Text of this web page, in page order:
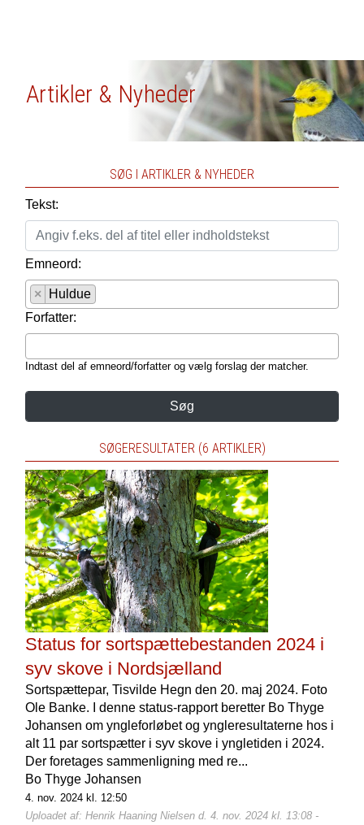
Artikler & Nyheder
SØG I ARTIKLER & NYHEDER
Tekst:
Emneord:
×
Huldue
Forfatter:
Indtast del af emneord/forfatter og vælg forslag der matcher.
Søg
SØGERESULTATER (6 ARTIKLER)
Status for sortspættebestanden 2024 i
syv skove i Nordsjælland
Sortspættepar, Tisvilde Hegn den 20. maj 2024. Foto
Ole Banke. I denne status-rapport beretter Bo Thyge
Johansen om yngleforløbet og yngleresultaterne hos i
alt 11 par sortspætter i syv skove i yngletiden i 2024.
Der foretages sammenligning med re...
Bo Thyge Johansen
4. nov. 2024 kl. 12:50
Uploadet af: Henrik Haaning Nielsen d. 4. nov. 2024 kl. 13:08 -